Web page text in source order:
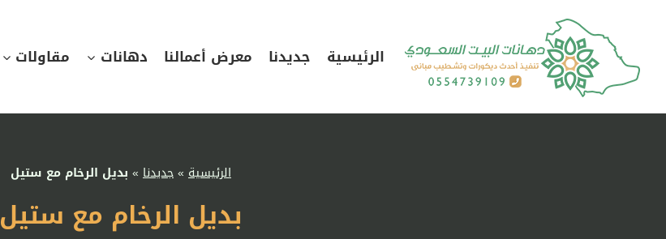
المحتوى
الرئيسية جديدنا معرض أعمالنا دهانات مقاولات
الرئيسية »جديدنا » بديل الرخام مع ستيل
بديل الرخام مع ستيل